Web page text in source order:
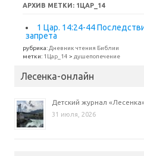
АРХИВ МЕТКИ: 1ЦАР_14
1 Цар. 14:24-44
запрета
рубрика: Дневник чтения Библии
метки: 1Цар_14 > душепопечение
Лесенка-онлайн
Детский журнал
31 июля, 2026